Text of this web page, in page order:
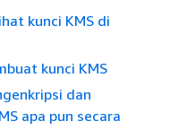
kunci KMS di
kunci KMS
dan
apa pun secara